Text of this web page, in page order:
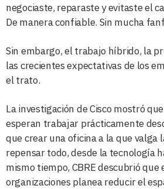
negociaste, reparaste y evitaste el
De manera confiable. Sin mucha
Sin embargo, el trabajo híbrido, la
las crecientes expectativas de los
el trato.
La investigación de Cisco mostró
esperan trabajar prácticamente
que crear una oficina a la que valga
repensar todo, desde la tecnología
mismo tiempo, CBRE descubrió que
organizaciones planea reducir el